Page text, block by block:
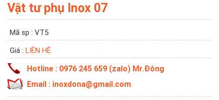
Vật tư phụ Inox 07
Mã sp : VT5
Giá : LIÊN HỆ
Hotline : 0976 245 659 (zalo) Mr.Đông
Email : inoxdona@gmail.com